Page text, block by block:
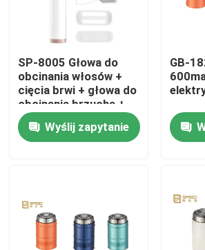
Dom
Produkty
O nas
SP-8005 Głowa do
obcinania włosów +
cięcia brwi + głowa do
obcinania brzucha +
głowa do obcinania
włosów nosa + rząd
grzebień + ochronny
Wyślij zapytanie
GB-